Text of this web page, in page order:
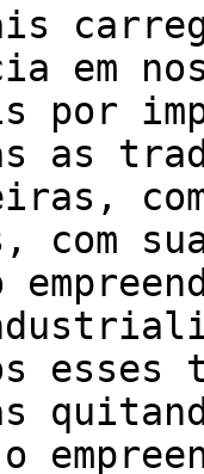
em
por
as
com
esses